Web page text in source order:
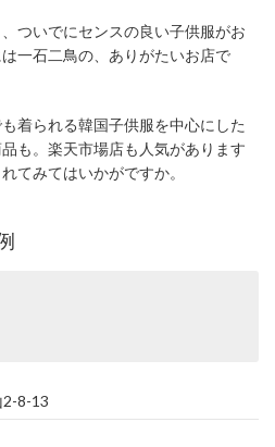
ついでにセンスの良い子供服がお
一石二鳥の、ありがたいお店で
着られる韓国子供服を中心にした
も。楽天市場店も人気があります
てみてはいかがですか。
2-8-13